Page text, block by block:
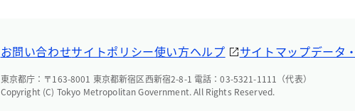
お問い合わせサイトポリシー使い方ヘルプ サイトマップデータ
東京都庁：〒163-8001 東京都新宿区西新宿2-8-1 電話：03-5321-1111（代表）
Copyright (C) Tokyo Metropolitan Government. All Rights Reserved.